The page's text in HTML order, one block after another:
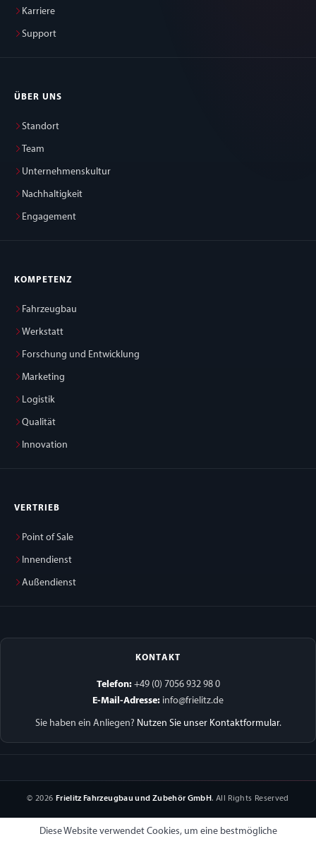
Karriere
Support
ÜBER UNS
Standort
Team
Unternehmenskultur
Nachhaltigkeit
Engagement
KOMPETENZ
Fahrzeugbau
Werkstatt
Forschung und Entwicklung
Marketing
Logistik
Qualität
Innovation
VERTRIEB
Point of Sale
Innendienst
Außendienst
KONTAKT
Telefon:+49 (0) 7056 932 98 0
E-Mail-Adresse: info@frielitz.de
Sie haben ein Anliegen? Nutzen Sie unser Kontaktformular.
© 2026 Frielitz Fahrzeugbau und Zubehör GmbH. All Rights Reserved
Diese Website verwendet Cookies, um eine bestmögliche